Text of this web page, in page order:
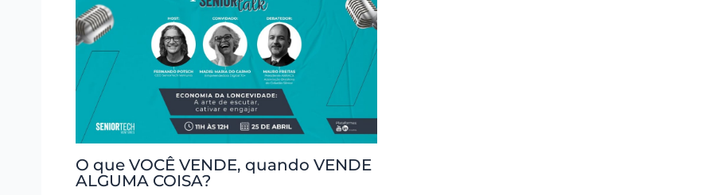
O que VOCÊ VENDE, quando VENDE
ALGUMA COISA?